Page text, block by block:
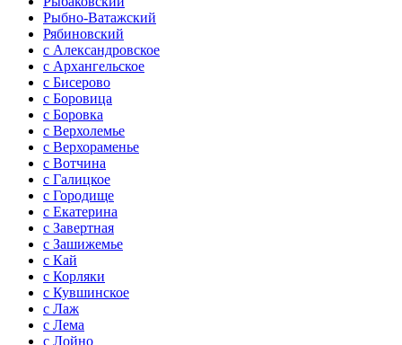
Рыбно-Ватажский
Рябиновский
с Александровское
с Архангельское
с Бисерово
с Боровица
с Боровка
с Верхолемье
с Верхораменье
с Вотчина
с Галицкое
с Городище
с Екатерина
с Завертная
с Зашижемье
с Кай
с Корляки
с Кувшинское
с Лаж
с Лема
с Лойно